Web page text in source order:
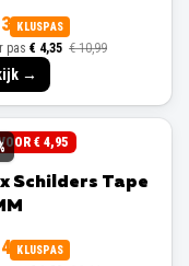
KLUSPAS
pas € 4,35 € 10,99
→
€ 4,95
Schilders Tape
KLUSPAS